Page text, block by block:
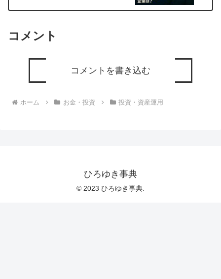
コメント
コメントを書き込む
ホーム お金・投資 投資・資産運用
ひろゆき事典
© 2023 ひろゆき事典.